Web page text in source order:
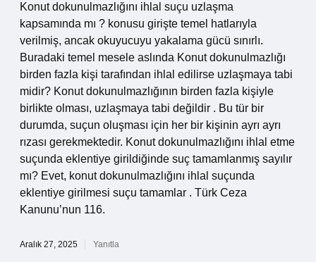
Konut dokunulmazlığını ihlal suçu uzlaşma
kapsamında mı ? konusu girişte temel hatlarıyla
verilmiş, ancak okuyucuyu yakalama gücü sınırlı.
Buradaki temel mesele aslında Konut dokunulmazlığı
birden fazla kişi tarafından ihlal edilirse uzlaşmaya tabi
midir? Konut dokunulmazlığının birden fazla kişiyle
birlikte olması, uzlaşmaya tabi değildir . Bu tür bir
durumda, suçun oluşması için her bir kişinin ayrı ayrı
rızası gerekmektedir. Konut dokunulmazlığını ihlal etme
suçunda eklentiye girildiğinde suç tamamlanmış sayılır
mı? Evet, konut dokunulmazlığını ihlal suçunda
eklentiye girilmesi suçu tamamlar . Türk Ceza
Kanunu’nun 116.
Aralık 27, 2025 Yanıtla